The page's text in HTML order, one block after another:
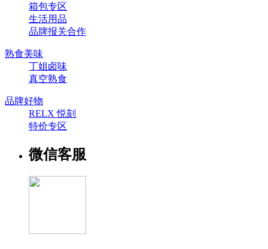
箱包专区
生活用品
品牌报关合作
熟食美味
丁姐卤味
真空熟食
品牌好物
RELX 悦刻
特价专区
微信客服